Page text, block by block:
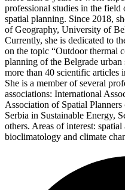
professional studies in the
spatial planning. Since 2018,
of Geography, University of
Currently, she is dedicated to
on the topic “Outdoor thermal
planning of the Belgrade urban
more than 40 scientific articles
She is a member of several
associations: International
Association of Spatial
Serbia in Sustainable Energy,
others. Areas of interest:
bioclimatology and climate